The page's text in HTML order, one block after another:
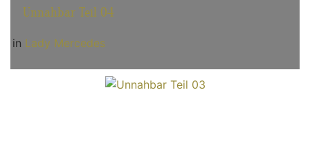
Unnahbar Teil 04
in Lady Mercedes